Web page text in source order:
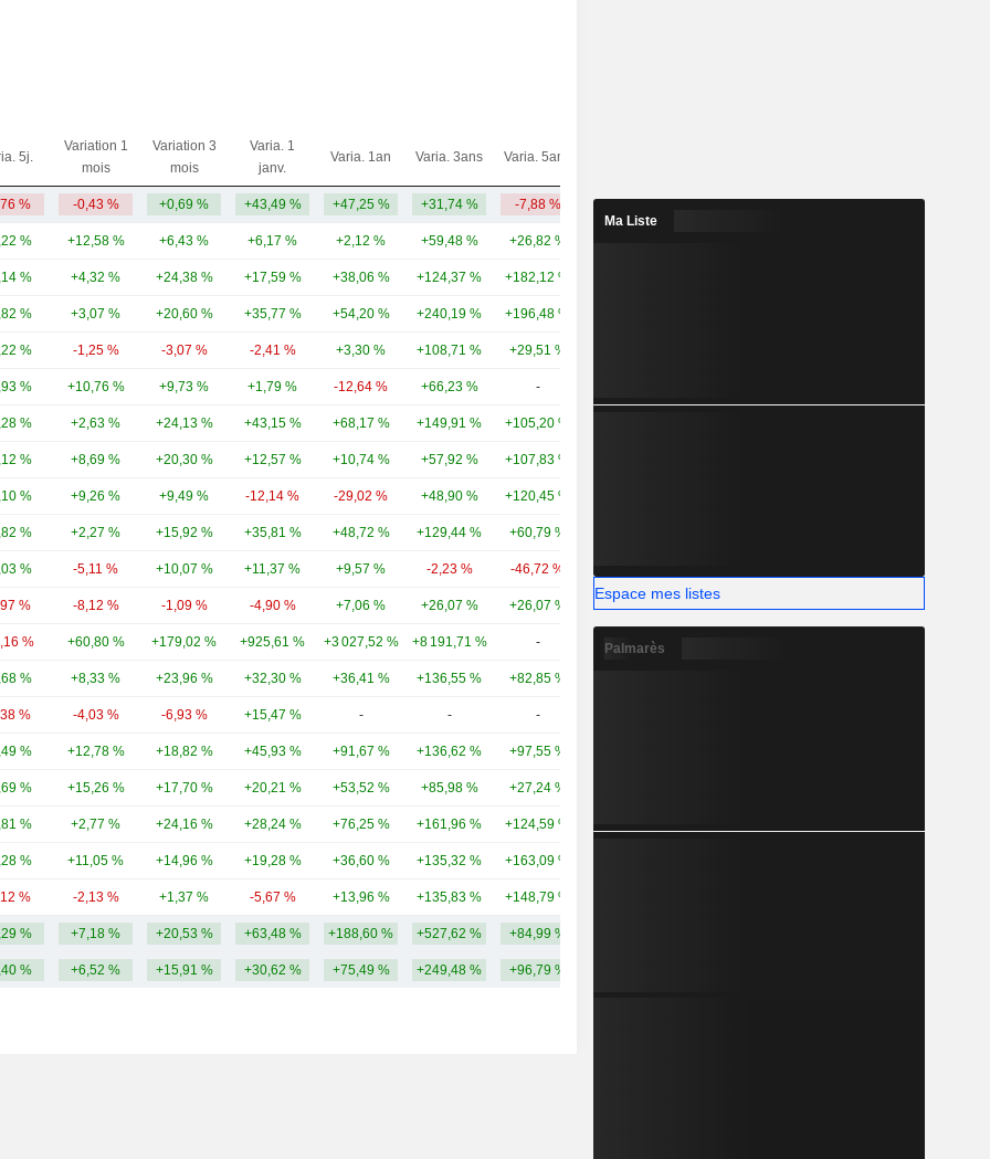
5j.
Variation 1
mois
Variation 3
mois
Varia. 1
janv.
Varia. 1an Varia. 3ans Varia. 5ans
% -0,43 % +0,69 % +43,49 % +47,25 % +31,74 % -7,88 %
% +12,58 % +6,43 % +6,17 % +2,12 % +59,48 % +26,82 %
% +4,32 % +24,38 % +17,59 % +38,06 % +124,37 % +182,12 %
% +3,07 % +20,60 % +35,77 % +54,20 % +240,19 % +196,48 %
% -1,25 % -3,07 % -2,41 % +3,30 % +108,71 % +29,51 %
% +10,76 % +9,73 % +1,79 % -12,64 % +66,23 % -
% +2,63 % +24,13 % +43,15 % +68,17 % +149,91 % +105,20 %
% +8,69 % +20,30 % +12,57 % +10,74 % +57,92 % +107,83 %
% +9,26 % +9,49 % -12,14 % -29,02 % +48,90 % +120,45 %
% +2,27 % +15,92 % +35,81 % +48,72 % +129,44 % +60,79 %
% -5,11 % +10,07 % +11,37 % +9,57 % -2,23 % -46,72 %
% -8,12 % -1,09 % -4,90 % +7,06 % +26,07 % +26,07 % +26,22 % 22,55 Md
% +60,80 % +179,02 % +925,61 % +3 027,52 % +8 191,71 % - -
% +8,33 % +23,96 % +32,30 % +36,41 % +136,55 % +82,85 %
% -4,03 % -6,93 % +15,47 % - - -
% +12,78 % +18,82 % +45,93 % +91,67 % +136,62 % +97,55 %
% +15,26 % +17,70 % +20,21 % +53,52 % +85,98 % +27,24 %
% +2,77 % +24,16 % +28,24 % +76,25 % +161,96 % +124,59 %
% +11,05 % +14,96 % +19,28 % +36,60 % +135,32 % +163,09 %
% -2,13 % +1,37 % -5,67 % +13,96 % +135,83 % +148,79 %
% +7,18 % +20,53 % +63,48 % +188,60 % +527,62 % +84,99 %
% +6,52 % +15,91 % +30,62 % +75,49 % +249,48 % +96,79 %
Ma Liste
Espace mes listes
Palmarès